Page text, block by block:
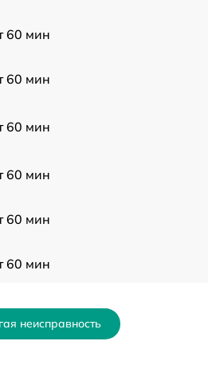
60 мин
60 мин
60 мин
60 мин
60 мин
60 мин
60 мин
неисправность